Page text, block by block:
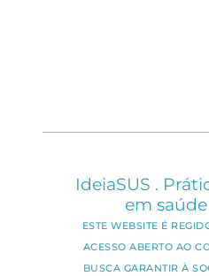
IdeiaSUS .
em
ESTE WEBSITE É
ACESSO ABERTO AO
BUSCA GARANTIR À